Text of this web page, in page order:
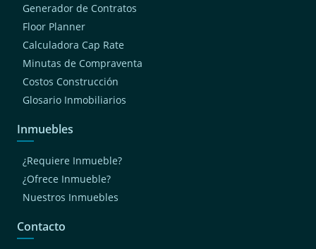
Generador de Contratos
Floor Planner
Calculadora Cap Rate
Minutas de Compraventa
Costos Construcción
Glosario Inmobiliarios
Inmuebles
¿Requiere Inmueble?
¿Ofrece Inmueble?
Nuestros Inmuebles
Contacto